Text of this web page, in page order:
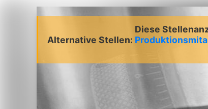
Diese
Alternative Stellen: